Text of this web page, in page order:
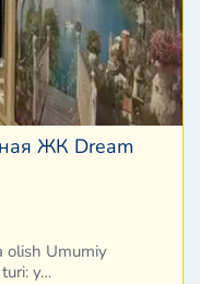
ЖК Dream
olish Umumiy
y…